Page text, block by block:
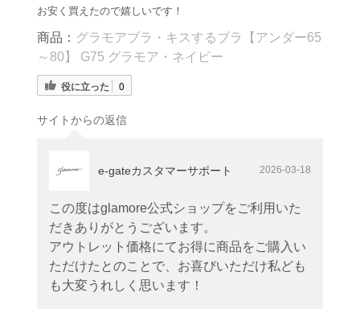
お安く買えたので嬉しいです！
商品： グラモアブラ・キスするブラ【アンダー65
～80】 G75 グラモア・ネイビー
役に立った 0
サイトからの返信
e-gateカスタマーサポート 2026-03-18
この度はglamore公式ショップをご利用いた
だきありがとうございます。
アウトレット価格にてお得に商品をご購入い
ただけたとのことで、お喜びいただけ私ども
も大変うれしく思います！